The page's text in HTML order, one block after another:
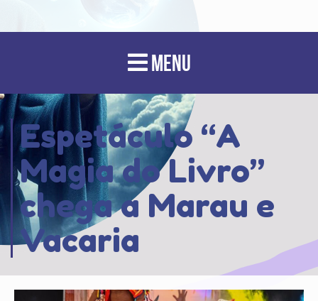
MENU
Espetáculo “A
Magia do Livro”
chega a Marau e
Vacaria